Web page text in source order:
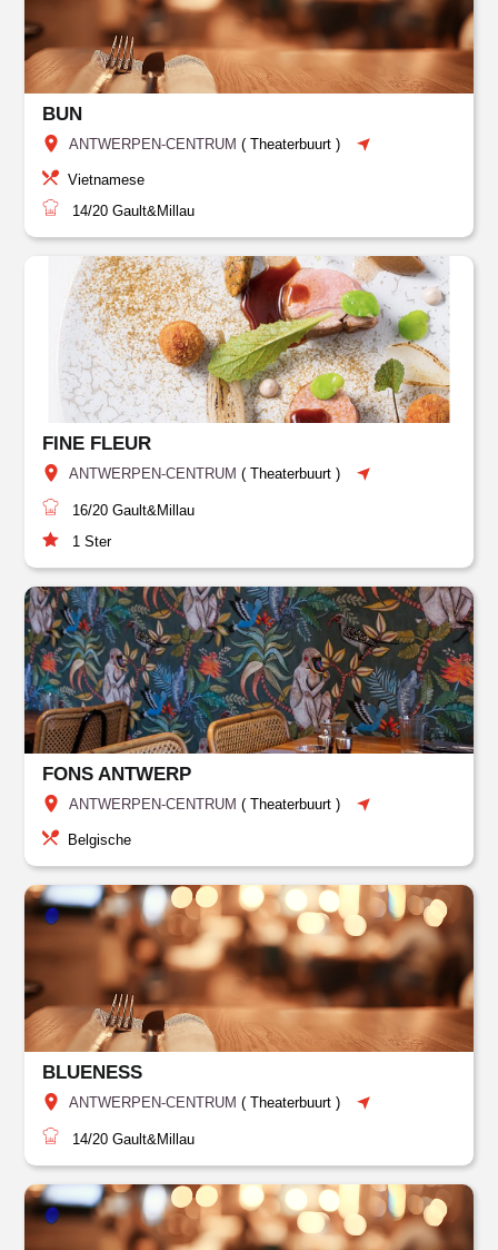
BUN
ANTWERPEN-CENTRUM (Theaterbuurt )
Vietnamese
14/20 Gault&Millau
FINE FLEUR
ANTWERPEN-CENTRUM (Theaterbuurt )
16/20 Gault&Millau
1 Ster
FONS ANTWERP
ANTWERPEN-CENTRUM (Theaterbuurt )
Belgische
BLUENESS
ANTWERPEN-CENTRUM (Theaterbuurt )
14/20 Gault&Millau